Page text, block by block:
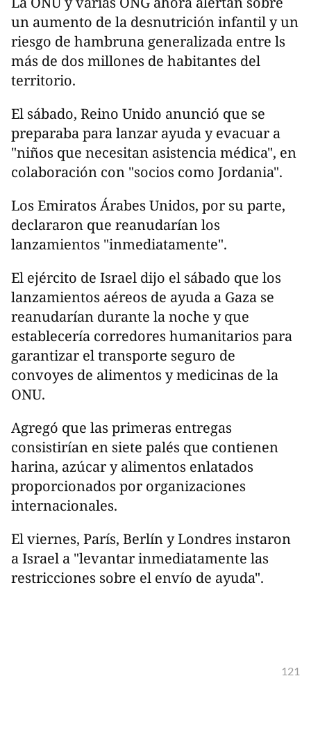
un aumento de la desnutrición infantil y un
riesgo de hambruna generalizada entre ls
más de dos millones de habitantes del
territorio.
El sábado, Reino Unido anunció que se
preparaba para lanzar ayuda y evacuar a
"niños que necesitan asistencia médica", en
colaboración con "socios como Jordania".
Los Emiratos Árabes Unidos, por su parte,
declararon que reanudarían los
lanzamientos "inmediatamente".
El ejército de Israel dijo el sábado que los
lanzamientos aéreos de ayuda a Gaza se
reanudarían durante la noche y que
establecería corredores humanitarios para
garantizar el transporte seguro de
convoyes de alimentos y medicinas de la
ONU.
Agregó que las primeras entregas
consistirían en siete palés que contienen
harina, azúcar y alimentos enlatados
proporcionados por organizaciones
internacionales.
El viernes, París, Berlín y Londres instaron
a Israel a "levantar inmediatamente las
restricciones sobre el envío de ayuda".
121